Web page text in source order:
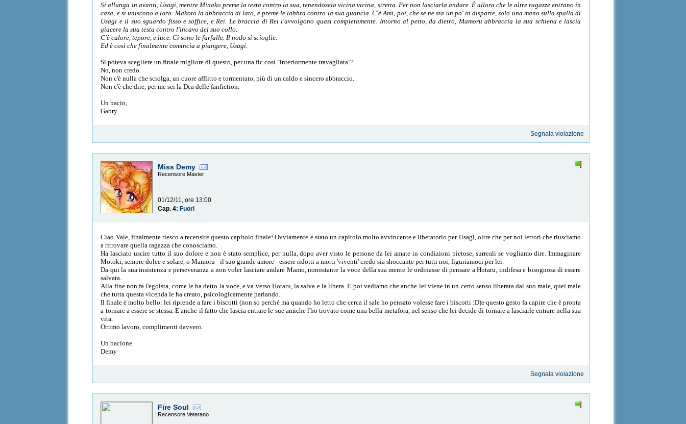
Si allunga in avanti, Usagi, mentre Minako preme la testa contro la sua, tenendosela vicina vicina, stretta. Per non lasciarla andare. È allora che le altre ragazze entrano in
casa, e si uniscono a loro. Makoto la abbraccia di lato, e preme le labbra contro la sua guancia. C'è Ami, poi, che se ne sta un po' in disparte, solo una mano sulla spalla di
Usagi e il suo sguardo fisso e soffice, e Rei. Le braccia di Rei l'avvolgono quasi completamente. Intorno al petto, da dietro, Mamoru abbraccia la sua schiena e lascia
giacere la sua testa contro l'incavo del suo collo.
C'è calore, tepore, e luce. Ci sono le farfalle. Il nodo si scioglie.
Ed è così che finalmente comincia a piangere, Usagi.
Si poteva scegliere un finale migliore di questo, per una fic così "interiormente travagliata"?
No, non credo.
Non c'è nulla che sciolga, un cuore afflitto e tormentato, più di un caldo e sincero abbraccio.
Non c'è che dire, per me sei la Dea delle fanfiction.
Un bacio,
Gabry
Segnala violazione
Miss Demy
Recensore Master
01/12/11, ore 13:00
Cap. 4: Fuori
Ciao Vale, finalmente riesco a recensire questo capitolo finale! Ovviamente è stato un capitolo molto avvincente e liberatorio per Usagi, oltre che per noi lettori che riusciamo
a ritrovare quella ragazza che conosciamo.
Ha lasciato uscire tutto il suo dolore e non è stato semplice, per nulla, dopo aver visto le persone da lei amate in condizioni pietose, surreali se vogliamo dire. Immaginare
Motoki, sempre dolce e solare, o Mamoru - il suo grande amore - essere ridotti a morti 'viventi' credo sia shoccante per tutti noi, figuriamoci per lei.
Da qui la sua insistenza e perseveranza a non voler lasciare andare Mamo, nonostante la voce della sua mente le ordinasse di pensare a Hotaru, indifesa e bisognosa di essere
salvata.
Alla fine non fa l'egoista, come le ha detto la voce, e va verso Hotaru, la salva e la libera. E poi vediamo che anche lei viene in un certo senso liberata dal suo male, quel male
che tutta questa vicenda le ha creato, psicologicamente parlando.
Il finale è molto bello: lei riprende a fare i biscotti (non so perché ma quando ho letto che cerca il sale ho pensato volesse fare i biscotti :D)e questo gesto fa capire che è pronta
a tornare a essere se stessa. E anche il fatto che lascia entrare le sue amiche l'ho trovato come una bella metafora, nel senso che lei decide di tornare a lasciarle entrare nella sua
vita.
Ottimo lavoro, complimenti davvero.
Un bacione
Demy
Segnala violazione
Fire Soul
Recensore Veterano